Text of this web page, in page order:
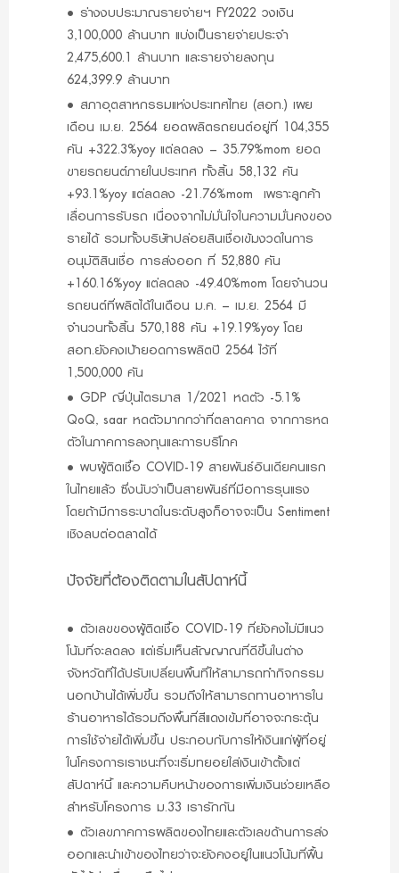
• ร่างงบประมาณรายจ่ายฯ FY2022 วงเงิน
3,100,000 ล้านบาท แบ่งเป็นรายจ่ายประจำ
2,475,600.1 ล้านบาท และรายจ่ายลงทุน
624,399.9 ล้านบาท
• สภาอุตสาหกรรมแห่งประเทศไทย (สอท.) เผย
เดือน เม.ย. 2564 ยอดผลิตรถยนต์อยู่ที่ 104,355
คัน +322.3%yoy แต่ลดลง – 35.79%mom ยอด
ขายรถยนต์ภายในประเทศ ทั้งสิ้น 58,132 คัน
+93.1%yoy แต่ลดลง -21.76%mom เพราะลูกค้า
เลื่อนการรับรถ เนื่องจากไม่มั่นใจในความมั่นคงของ
รายได้ รวมทั้งบริษัทปล่อยสินเชื่อเข้มงวดในการ
อนุมัติสินเชื่อ การส่งออก ที่ 52,880 คัน
+160.16%yoy แต่ลดลง -49.40%mom โดยจำนวน
รถยนต์ที่ผลิตได้ในเดือน ม.ค. – เม.ย. 2564 มี
จำนวนทั้งสิ้น 570,188 คัน +19.19%yoy โดย
สอท.ยังคงเป้ายอดการผลิตปี 2564 ไว้ที่
1,500,000 คัน
• GDP ญี่ปุ่นไตรมาส 1/2021 หดตัว -5.1%
QoQ, saar หดตัวมากกว่าที่ตลาดคาด จากการหด
ตัวในภาคการลงทุนและการบริโภค
• พบผู้ติดเชื้อ COVID-19 สายพันธ์อินเดียคนแรก
ในไทยแล้ว ซึ่งนับว่าเป็นสายพันธ์ที่มีอการรุนแรง
โดยถ้ามีการระบาดในระดับสูงก็อาจจะเป็น Sentiment
เชิงลบต่อตลาดได้
ปัจจัยที่ต้องติดตามในสัปดาห์นี้
• ตัวเลขของผู้ติดเชื้อ COVID-19 ที่ยังคงไม่มีแนว
โน้มที่จะลดลง แต่เริ่มเห็นสัญญาณที่ดีขึ้นในต่าง
จังหวัดที่ได้ปรับเปลี่ยนพื้นที่ให้สามารถทำกิจกรรม
นอกบ้านได้เพิ่มขึ้น รวมถึงให้สามารถทานอาหารใน
ร้านอาหารได้รวมถึงพื้นที่สีแดงเข้มที่อาจจะกระตุ้น
การใช้จ่ายได้เพิ่มขึ้น ประกอบกับการให้เงินแก่ผู้ที่อยู่
ในโครงการเราชนะที่จะเริ่มทยอยใส่เงินเข้าตั้งแต่
สัปดาห์นี้ และความคืบหน้าของการเพิ่มเงินช่วยเหลือ
สำหรับโครงการ ม.33 เรารักกัน
• ตัวเลขภาคการผลิตของไทยและตัวเลขด้านการส่ง
ออกและนำเข้าของไทยว่าจะยังคงอยู่ในแนวโน้มที่ฟื้น